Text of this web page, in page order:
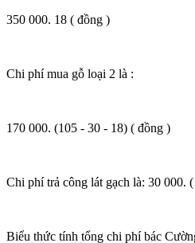
350 000. 18 ( đồng )
Chi phí mua gỗ loại 2 là :
170 000. (105 - 30 - 18) ( đồng )
Chi phí trả công lát gạch là: 30 000.
Biểu thức tính tổng chi phí bác